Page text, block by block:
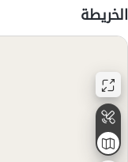
الخريطة